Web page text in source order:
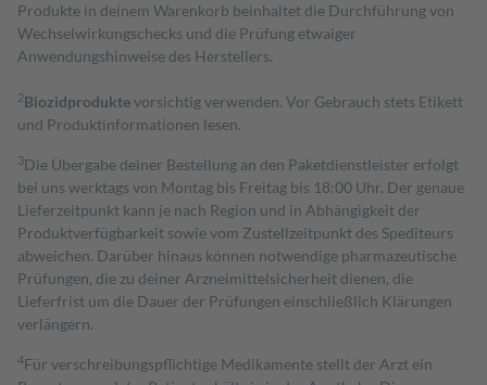
Produkte in deinem Warenkorb beinhaltet die Durchführung von
Wechselwirkungschecks und die Prüfung etwaiger
Anwendungshinweise des Herstellers.
2Biozidproduktevorsichtig verwenden. Vor Gebrauch stets Etikett
und Produktinformationen lesen.
3Die Übergabe deiner Bestellung an den Paketdienstleister erfolgt
bei uns werktags von Montag bis Freitag bis 18:00 Uhr. Der genaue
Lieferzeitpunkt kann je nach Region und in Abhängigkeit der
Produktverfügbarkeit sowie vom Zustellzeitpunkt des Spediteurs
abweichen. Darüber hinaus können notwendige pharmazeutische
Prüfungen, die zu deiner Arzneimittelsicherheit dienen, die
Lieferfrist um die Dauer der Prüfungen einschließlich Klärungen
verlängern.
4Für verschreibungspflichtige Medikamente stellt der Arzt ein